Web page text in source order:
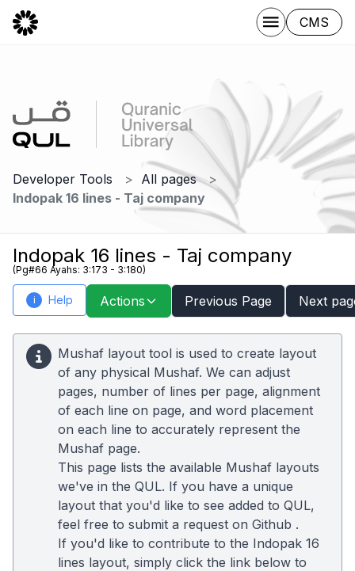
CMS
Developer Tools
All pages
Indopak 16 lines - Taj company
Indopak 16 lines - Taj company
(Pg#66 Ayahs: 3:173 - 3:180)
i Help Actions Previous Page Next
Mushaf layout tool is used to create layout
of any physical Mushaf. We can adjust
pages, number of lines per page, alignment
of each line on page, and word placement
on each line to accurately represent the
Mushaf page.
This page lists the available Mushaf layouts
we've in the QUL. If you have a unique
layout that you'd like to see added to QUL,
feel free to submit a request on Github .
If you'd like to contribute to the Indopak 16
lines layout, simply click the link below to